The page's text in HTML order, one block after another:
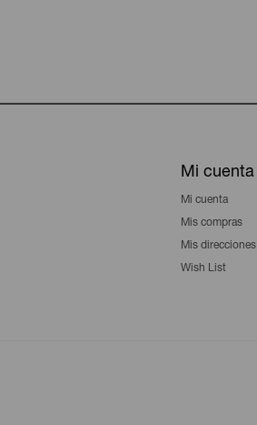
Mi cuenta
Mi cuenta
Mis compras
Mis direcciones
Wish List